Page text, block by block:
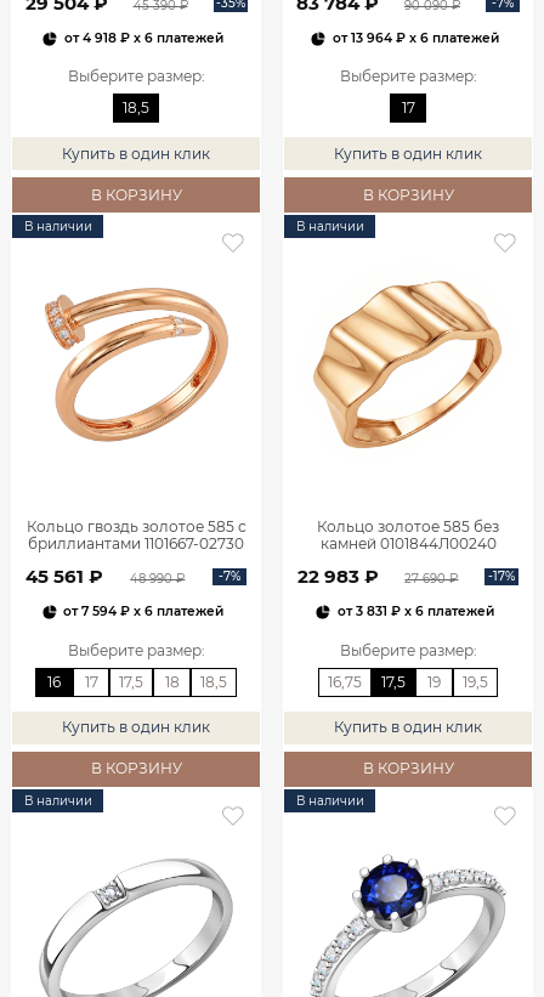
45 390 ₽
от4 918 ₽x 6 платежей
Выберите размер:
18,5
Купить в один клик
В КОРЗИНУ
90 090 ₽
от13 964 ₽x 6 платежей
Выберите размер:
17
Купить в один клик
В КОРЗИНУ
В наличии
Кольцо гвоздь золотое 585 с
бриллиантами 1101667-02730
45 561 ₽ 48 990 ₽ -7%
от7 594 ₽ x 6 платежей
Выберите размер:
16
17 17,5 18 18,5
Купить в один клик
В КОРЗИНУ
В наличии
Кольцо золотое 585 без
камней 0101844Л00240
22 983 ₽ 27 690 ₽ -17%
от3 831 ₽x 6 платежей
Выберите размер:
16,75
17,5 19 19,5
Купить в один клик
В КОРЗИНУ
В наличии В наличии